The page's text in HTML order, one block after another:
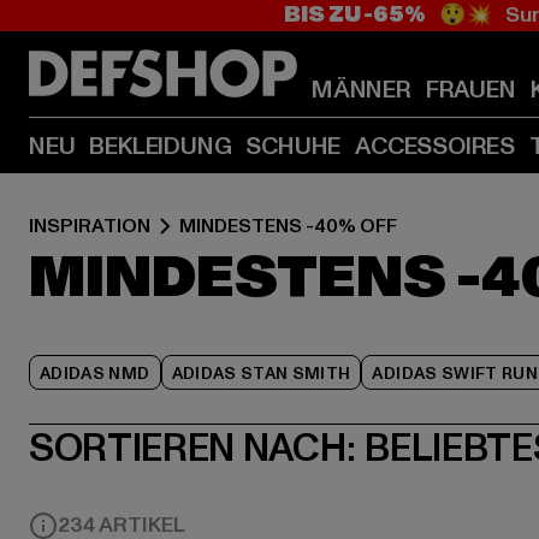
BIS ZU -65% 😲💥
MÄNNER FRAUEN
NEU BEKLEIDUNG SCHUHE ACCESSOIRES
INSPIRATION MINDESTENS -40% OFF
MINDESTENS -
ADIDAS NMD ADIDAS STAN SMITH ADIDAS SWIFT RUN
SORTIEREN NACH:
234 ARTIKEL